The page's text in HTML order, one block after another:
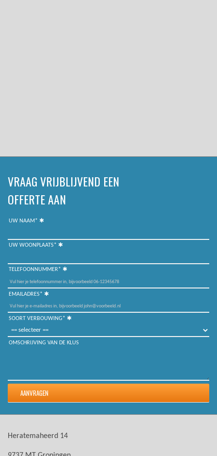
VRAAG VRIJBLIJVEND EEN
OFFERTE AAN
UW NAAM*
UW WOONPLAATS*
TELEFOONNUMMER*
EMAILADRES*
SOORT VERBOUWING*
OMSCHRIJVING VAN DE KLUS
Heratemaheerd 14